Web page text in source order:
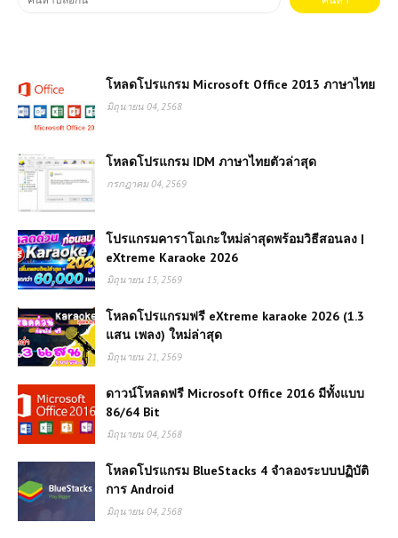
โหลดโปรแกรม Microsoft Office 2013 ภาษาไทย
มิถุนายน 04, 2568
โหลดโปรแกรม IDM ภาษาไทยตัวล่าสุด
กรกฎาคม 04, 2569
โปรแกรมคาราโอเกะใหม่ล่าสุดพร้อมวิธีสอนลง |
eXtreme Karaoke 2026
มิถุนายน 15, 2569
โหลดโปรแกรมฟรี eXtreme karaoke 2026 (1.3
แสน เพลง) ใหม่ล่าสุด
มิถุนายน 21, 2569
ดาวน์โหลดฟรี Microsoft Office 2016 มีทั้งแบบ
86/64 Bit
มิถุนายน 04, 2568
โหลดโปรแกรม BlueStacks 4 จำลองระบบปฏิบัติ
การ Android
มิถุนายน 04, 2568